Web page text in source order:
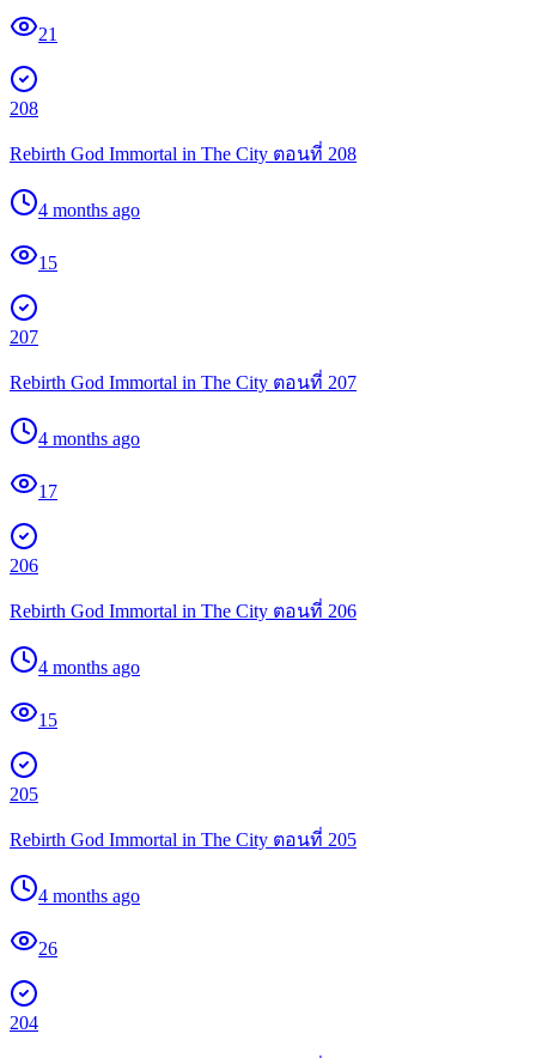
21
208
Rebirth God Immortal in The City ตอนที่ 208
4 months ago
15
207
Rebirth God Immortal in The City ตอนที่ 207
4 months ago
17
206
Rebirth God Immortal in The City ตอนที่ 206
4 months ago
15
205
Rebirth God Immortal in The City ตอนที่ 205
4 months ago
26
204